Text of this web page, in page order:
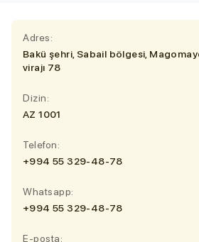
Adres:
Bakü şehri, Sabail bölgesi,
virajı 78
Dizin:
AZ 1001
Telefon:
+994 55 329-48-78
Whatsapp:
+994 55 329-48-78
E-posta: